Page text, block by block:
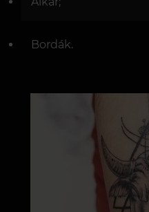
Bordák.